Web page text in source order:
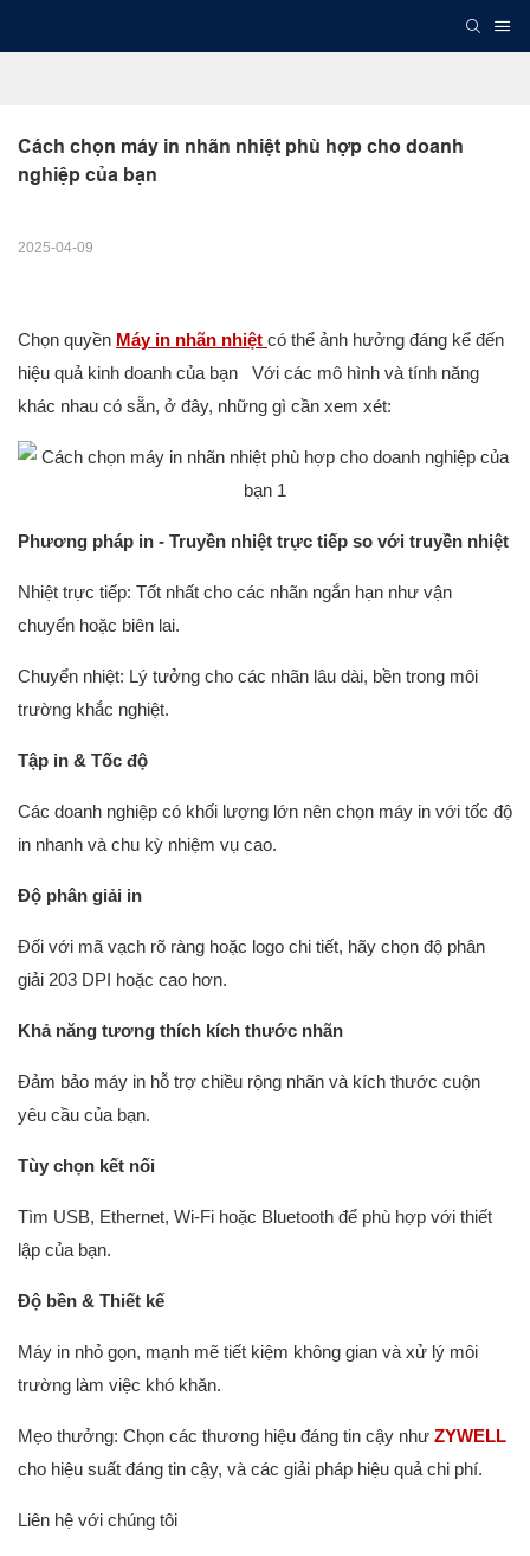
Cách chọn máy in nhãn nhiệt phù hợp cho doanh
nghiệp của bạn
2025-04-09
Chọn quyền Máy in nhãn nhiệt có thể ảnh hưởng đáng kể đến
hiệu quả kinh doanh của bạn Với các mô hình và tính năng
khác nhau có sẵn, ở đây, những gì cần xem xét:
Phương pháp in - Truyền nhiệt trực tiếp so với truyền nhiệt
Nhiệt trực tiếp: Tốt nhất cho các nhãn ngắn hạn như vận
chuyển hoặc biên lai.
Chuyển nhiệt: Lý tưởng cho các nhãn lâu dài, bền trong môi
trường khắc nghiệt.
Tập in & Tốc độ
Các doanh nghiệp có khối lượng lớn nên chọn máy in với tốc độ
in nhanh và chu kỳ nhiệm vụ cao.
Độ phân giải in
Đối với mã vạch rõ ràng hoặc logo chi tiết, hãy chọn độ phân
giải 203 DPI hoặc cao hơn.
Khả năng tương thích kích thước nhãn
Đảm bảo máy in hỗ trợ chiều rộng nhãn và kích thước cuộn
yêu cầu của bạn.
Tùy chọn kết nối
Tìm USB, Ethernet, Wi-Fi hoặc Bluetooth để phù hợp với thiết
lập của bạn.
Độ bền & Thiết kế
Máy in nhỏ gọn, mạnh mẽ tiết kiệm không gian và xử lý môi
trường làm việc khó khăn.
Mẹo thưởng: Chọn các thương hiệu đáng tin cậy như ZYWELL
cho hiệu suất đáng tin cậy, và các giải pháp hiệu quả chi phí.
Liên hệ với chúng tôi